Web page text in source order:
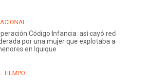
Código Infancia: así cayó red
por una mujer que explotaba a
en Iquique
TIEMPO